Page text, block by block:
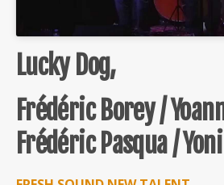
Lucky Dog,
Frédéric Borey /
Frédéric Pasqua /